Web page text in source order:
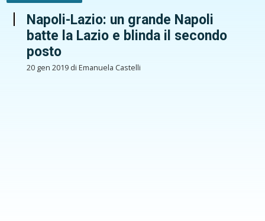
Napoli-Lazio: un grande Napoli
batte la Lazio e blinda il secondo
posto
20 gen 2019 di Emanuela Castelli